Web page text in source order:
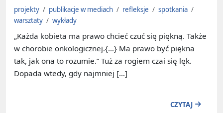
projekty / publikacje w mediach / refleksje / spotkania /
warsztaty / wykłady
„Każda kobieta ma prawo chcieć czuć się piękną. Także
w chorobie onkologicznej.{…} Ma prawo być piękna
tak, jak ona to rozumie.” Tuż za rogiem czai się lęk.
Dopada wtedy, gdy najmniej […]
CZYTAJ